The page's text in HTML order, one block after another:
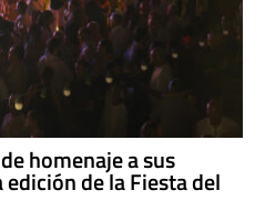
homenaje a sus
de la Fiesta del